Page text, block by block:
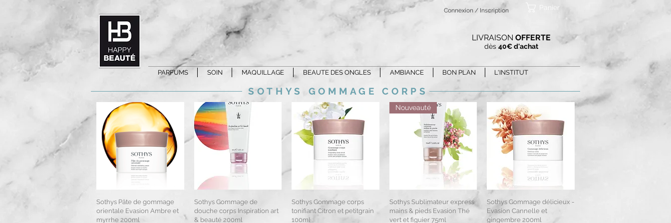
Connexion / Inscription Panier
LIVRAISON OFFERTE
dès 40€ d'achat
PARFUMS SOIN MAQUILLAGE BEAUTE DES ONGLES AMBIANCE BON PLAN L'INSTITUT
SOTHYS GOMMAGE CORPS
Aperçu rapide
Sothys Pâte de gommage
orientale Evasion Ambre et
myrrhe 200ml
Aperçu rapide
Sothys Gommage de
douche corps Inspiration art
& beauté 200ml
Aperçu rapide
Sothys Gommage corps
tonifiant Citron et petitgrain
100ml
Aperçu rapide
Nouveauté
Sothys Sublimateur express
mains & pieds Evasion Thé
vert et figuier 75ml
Aperçu rapide
Sothys Gommage délicieux -
Evasion Cannelle et
gingembre 200ml